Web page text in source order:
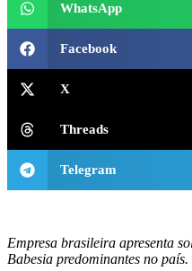
WhatsApp
Facebook
X
Threads
Telegram
Empresa brasileira apresenta
Babesia predominantes no país.